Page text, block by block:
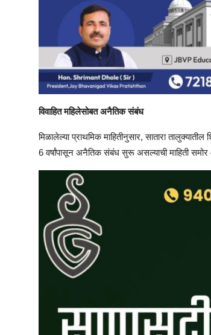
विवाहित महिलेसोबत अनैतिक संबंध
मिळालेल्या प्राथमिक माहितीनुसार, सातारा
6 वर्षांपासून अनैतिक संबंध सुरू असल्याची माहिती